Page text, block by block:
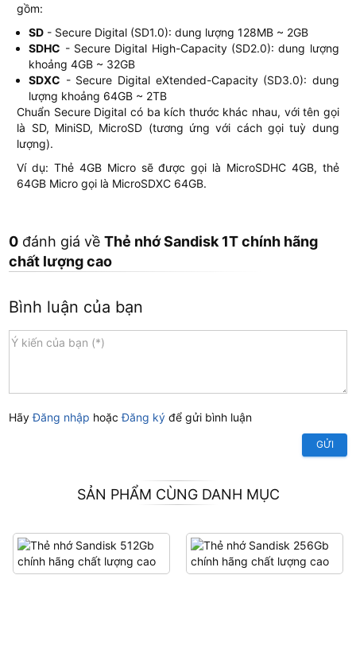
gồm:
SD - Secure Digital (SD1.0): dung lượng 128MB ~ 2GB
SDHC - Secure Digital High-Capacity (SD2.0): dung lượng
khoảng 4GB ~ 32GB
SDXC - Secure Digital eXtended-Capacity (SD3.0): dung
lượng khoảng 64GB ~ 2TB
Chuẩn Secure Digital có ba kích thước khác nhau, với tên gọi
là SD, MiniSD, MicroSD (tương ứng với cách gọi tuỳ dung
lượng).
Ví dụ: Thẻ 4GB Micro sẽ được gọi là MicroSDHC 4GB, thẻ
64GB Micro gọi là MicroSDXC 64GB.
0 đánh giá vềThẻ nhớ Sandisk 1T chính hãng
chất lượng cao
Bình luận của bạn
HãyĐăng nhập hoặcĐăng ký để gửi bình luận
GỬI
SẢN PHẨM CÙNG DANH MỤC